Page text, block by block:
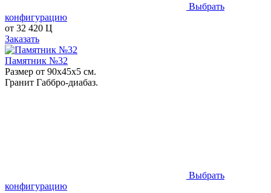
Выбрать
конфигурацию
от 32 420 Ц
Заказать
Памятник №32
Размер от 90х45х5 см.
Гранит Габбро-диабаз.
Выбрать
конфигурацию